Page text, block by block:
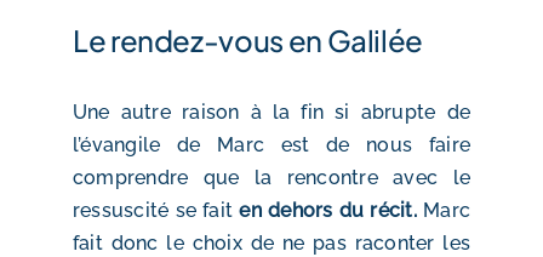
Le rendez-vous en Galilée
Une autre raison à la fin si abrupte de
l’évangile de Marc est de nous faire
comprendre que la rencontre avec le
ressuscité se faiten dehors du récit.Marc
fait donc le choix de ne pas raconter les